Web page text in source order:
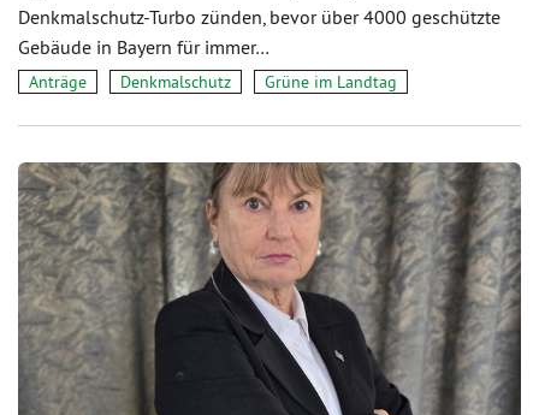
Denkmalschutz-Turbo zünden, bevor über 4000 geschützte
Gebäude in Bayern für immer…
Anträge Denkmalschutz Grüne im Landtag